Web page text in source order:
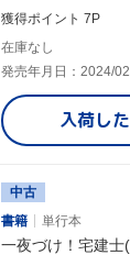
獲得ポイント 7P
在庫なし
発売年月日：2024/
入荷し
中古
書籍
単行本
一夜づけ！宅建士